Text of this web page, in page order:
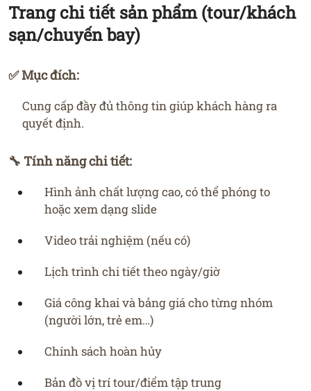
Trang chi tiết sản phẩm (tour/khách
sạn/chuyến bay)
✅ Mục đích:
Cung cấp đầy đủ thông tin giúp khách hàng ra
quyết định.
🔧 Tính năng chi tiết:
Hình ảnh chất lượng cao, có thể phóng to
hoặc xem dạng slide
Video trải nghiệm (nếu có)
Lịch trình chi tiết theo ngày/giờ
Giá công khai và bảng giá cho từng nhóm
(người lớn, trẻ em…)
Chính sách hoàn hủy
Bản đồ vị trí tour/điểm tập trung